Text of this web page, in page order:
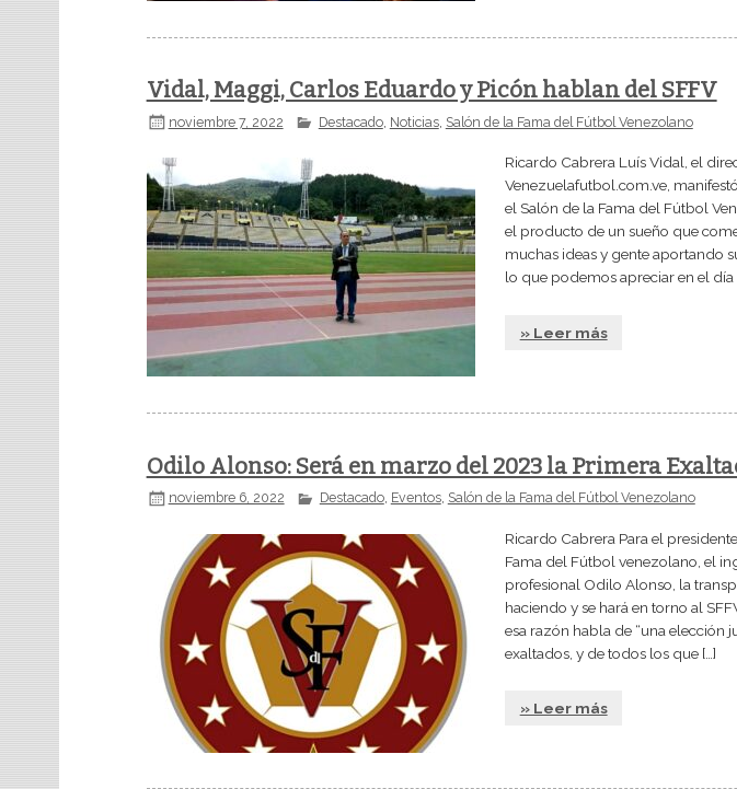
Vidal, Maggi, Carlos Eduardo y Picón hablan del SFFV
noviembre 7, 2022 Destacado, Noticias, Salón de la Fama del Fútbol Venezolano
Ricardo Cabrera Luís Vidal, el
Venezuelafutbol.com.ve,
el Salón de la Fama del Fútbol
el producto de un sueño que
muchas ideas y gente aportando
lo que podemos apreciar en el día
» Leer más
Odilo Alonso: Será en marzo del 2023 la Primera
noviembre 6, 2022 Destacado, Eventos, Salón de la Fama del Fútbol Venezolano
Ricardo Cabrera Para el
Fama del Fútbol venezolano, el
profesional Odilo Alonso, la
haciendo y se hará en torno al
esa razón habla de “una elección
exaltados, y de todos los que […]
» Leer más